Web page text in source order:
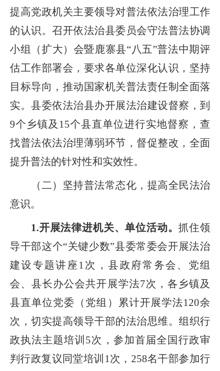
提高党政机关主要领导对普法依法治理工作
的认识。召开依法治县委员会守法普法协调
小组（扩大）会暨鹿寨县“八五”普法中期评
估工作部署会，要求各单位深化认识，坚持
目标导向，推动国家机关普法责任制全面落
实。县委依法治县办开展法治建设督察，到
9个乡镇及15个县直单位进行实地督察，查
找普法依法治理薄弱环节，督促整改，全面
提升普法的针对性和实效性。
（二）坚持普法常态化，提高全民法治
意识。
1.开展法律进机关、单位活动。抓住领
导干部这个“关键少数”县委常委会开展法治
建设专题讲座 1次，县政府常务会、党组
会、县长办公会共开展学法7次，各乡镇及
县直单位党委（党组）累计开展学法120余
次，切实提高领导干部的法治思维。组织行
政执法主题培训5次， 参加首届全国行政审
判行政复议同堂培训 1次， 258名干部参加行